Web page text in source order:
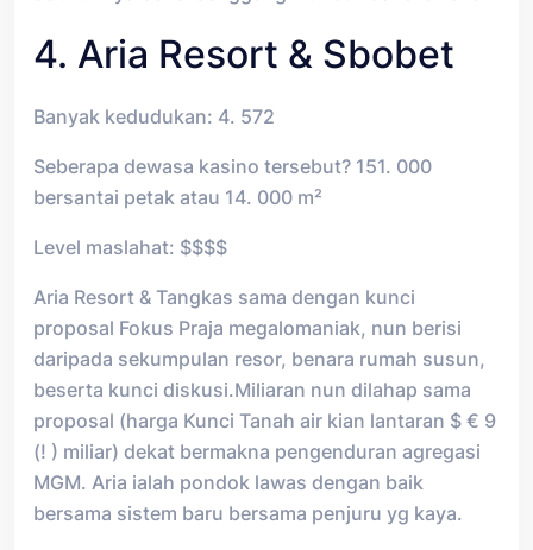
4. Aria Resort & Sbobet
Banyak kedudukan: 4. 572
Seberapa dewasa kasino tersebut? 151. 000
bersantai petak atau 14. 000 m²
Level maslahat: $$$$
Aria Resort & Tangkas sama dengan kunci
proposal Fokus Praja megalomaniak, nun berisi
daripada sekumpulan resor, benara rumah susun,
beserta kunci diskusi.Miliaran nun dilahap sama
proposal (harga Kunci Tanah air kian lantaran $ € 9
(! ) miliar) dekat bermakna pengenduran agregasi
MGM. Aria ialah pondok lawas dengan baik
bersama sistem baru bersama penjuru yg kaya.